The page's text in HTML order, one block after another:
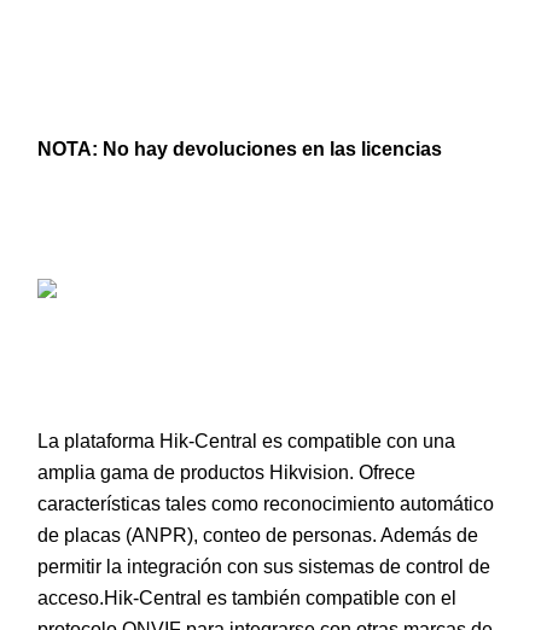
NOTA: No hay devoluciones en las licencias
La plataforma Hik-Central es compatible con una
amplia gama de productos Hikvision. Ofrece
características tales como reconocimiento automático
de placas (ANPR), conteo de personas. Además de
permitir la integración con sus sistemas de control de
acceso.Hik-Central es también compatible con el